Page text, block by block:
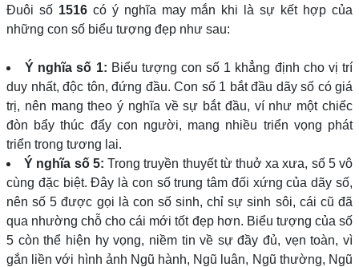
Đuôi số 1516có ý nghĩa may mắn khi là sự kết hợp của
những con số biểu tượng đẹp như sau:
Ý nghĩa số 1: Biểu tượng con số 1 khẳng định cho vị trí
duy nhất, độc tôn, đứng đầu. Con số 1 bắt đầu dãy số có giá
trị, nên mang theo ý nghĩa về sự bắt đầu, ví như một chiếc
đòn bẩy thúc đẩy con người, mang nhiều triển vọng phát
triển trong tương lai.
Ý nghĩa số 5: Trong truyền thuyết từ thuở xa xưa, số 5 vô
cùng đặc biệt. Đây là con số trung tâm đối xứng của dãy số,
nên số 5 được gọi là con số sinh, chỉ sự sinh sôi, cái cũ đã
qua nhường chỗ cho cái mới tốt đẹp hơn. Biểu tượng của số
5 còn thể hiện hy vọng, niềm tin về sự đầy đủ, vẹn toàn, vì
gắn liền với hình ảnh Ngũ hành, Ngũ luân, Ngũ thường, Ngũ